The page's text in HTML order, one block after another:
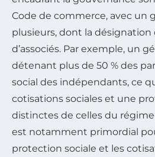
Code de commerce, avec un
plusieurs, dont la
d’associés. Par exemple, un
détenant plus de 50 % des
social des indépendants, ce
cotisations sociales et une
distinctes de celles du
est notamment primordial
protection sociale et les